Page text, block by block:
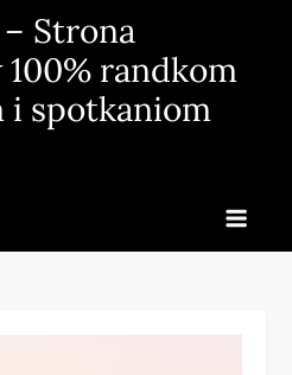
Strona
randkom
spotkaniom